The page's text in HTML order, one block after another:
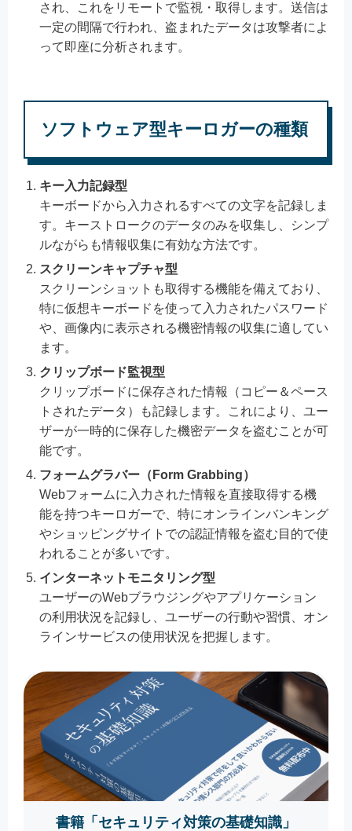
され、これをリモートで監視・取得します。送信は
一定の間隔で行われ、盗まれたデータは攻撃者によ
って即座に分析されます。
ソフトウェア型キーロガーの種類
キー入力記録型
キーボードから入力されるすべての文字を記録しま
す。キーストロークのデータのみを収集し、シンプ
ルながらも情報収集に有効な方法です。
スクリーンキャプチャ型
スクリーンショットも取得する機能を備えており、
特に仮想キーボードを使って入力されたパスワード
や、画像内に表示される機密情報の収集に適してい
ます。
クリップボード監視型
クリップボードに保存された情報（コピー＆ペース
トされたデータ）も記録します。これにより、ユー
ザーが一時的に保存した機密データを盗むことが可
能です。
フォームグラバー（Form Grabbing）
Webフォームに入力された情報を直接取得する機
能を持つキーロガーで、特にオンラインバンキング
やショッピングサイトでの認証情報を盗む目的で使
われることが多いです。
インターネットモニタリング型
ユーザーのWebブラウジングやアプリケーション
の利用状況を記録し、ユーザーの行動や習慣、オン
ラインサービスの使用状況を把握します。
書籍「セキュリティ対策の基礎知識」